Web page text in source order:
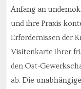
Anfang an
und ihre Praxis
Erfordernissen der
Visitenkarte ihrer
den Ost-
ab. Die